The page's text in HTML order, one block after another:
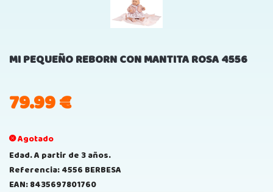
MI PEQUEÑO REBORN CON MANTITA ROSA 4556
79.99€
Agotado
Edad. A partir de 3 años.
Referencia: 4556 BERBESA
EAN: 8435697801760